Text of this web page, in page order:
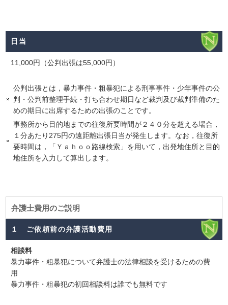
日当
11,000円（公判出張は55,000円）
公判出張とは，暴力事件・粗暴犯による刑事事件・少年事件の公
判・公判前整理手続・打ち合わせ期日など裁判及び裁判準備のた
めの期日に出席するための出張のことです。
事務所から目的地までの往復所要時間が２４０分を超える場合，
１分あたり275円の遠距離出張日当が発生します。なお，往復所
要時間は，「Ｙａｈｏｏ路線検索」を用いて，出発地住所と目的
地住所を入力して算出します。
弁護士費用のご説明
１ ご依頼前の弁護活動費用
相談料
暴力事件・粗暴犯について弁護士の法律相談を受けるための費
用
暴力事件・粗暴犯の初回相談料は誰でも無料です